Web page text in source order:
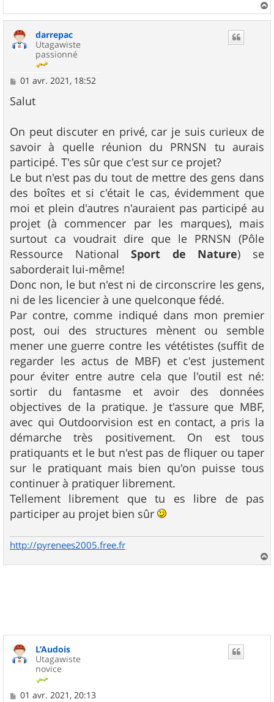
a
darrepac
Utagawiste
passionné
M
s
s
g
e
01 avr. 2021, 18:52
Salut
On peut discuter en privé, car je suis curieux de
savoir à quelle réunion du PRNSN tu aurais
participé. T'es sûr que c'est sur ce projet?
Le but n'est pas du tout de mettre des gens dans
des boîtes et si c'était le cas, évidemment que
moi et plein d'autres n'auraient pas participé au
projet (à commencer par les marques), mais
surtout ca voudrait dire que le PRNSN (Pôle
Ressource NationalSport de Nature) se
saborderait lui-même!
Donc non, le but n'est ni de circonscrire les gens,
ni de les licencier à une quelconque fédé.
Par contre, comme indiqué dans mon premier
post, oui des structures mènent ou semble
mener une guerre contre les vététistes (suffit de
regarder les actus de MBF) et c'est justement
pour éviter entre autre cela que l'outil est né:
sortir du fantasme et avoir des données
objectives de la pratique. Je t'assure que MBF,
avec qui Outdoorvision est en contact, a pris la
démarche très positivement. On est tous
pratiquants et le but n'est pas de fliquer ou taper
sur le pratiquant mais bien qu'on puisse tous
continuer à pratiquer librement.
Tellement librement que tu es libre de pas
participer au projet bien sûr
http://pyrenees2005.free.fr
a
L’Audois
Utagawiste
novice
M
01 avr. 2021, 20:13